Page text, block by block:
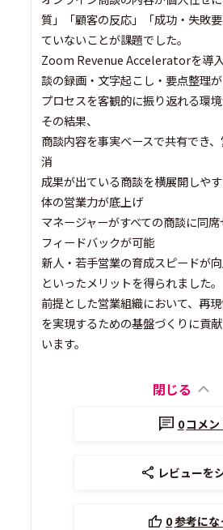
質」「顧客の反応」「成功・失敗
ていないことが課題でした。
Zoom Revenue Acceleratorを導
談の録画・文字起こし・要点整理
プロセスを客観的に振り返れる環境
その結果、
商談内容を事実ベースで共有でき
消
成果が出ている商談を横展開しや
体の営業力が底上げ
マネージャーがすべての商談に同
フィードバックが可能
新人・若手営業の育成スピードが
といったメリットを得られました
前提とした営業組織において、再
を実現するための基盤づくりに貢
います。
閉じる
0コメン
レビューを
0参考にな